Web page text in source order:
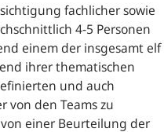
fachlicher sowie
4-5 Personen
einem der insgesamt elf
ihrer thematischen
und auch
von den Teams zu
einer Beurteilung der